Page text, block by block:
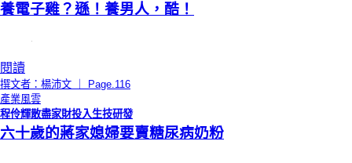
養電子雞？遜！養男人，酷！
閱讀
撰文者：楊沛文 ｜ Page.116
產業風雲
程伶輝散盡家財投入生技研發
六十歲的蔣家媳婦要賣糖尿病奶粉